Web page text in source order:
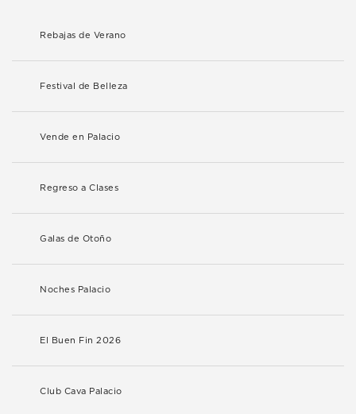
Rebajas de Verano
Festival de Belleza
Vende en Palacio
Regreso a Clases
Galas de Otoño
Noches Palacio
El Buen Fin 2026
Club Cava Palacio